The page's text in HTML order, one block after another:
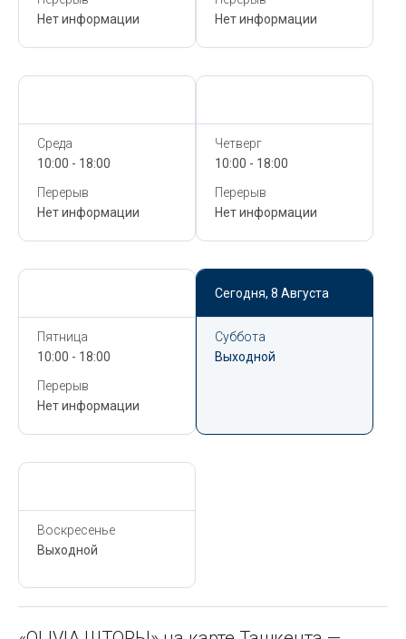
Нет информации
Нет информации
Среда
10:00 - 18:00
Перерыв
Нет информации
Четверг
10:00 - 18:00
Перерыв
Нет информации
Пятница
10:00 - 18:00
Перерыв
Нет информации
Сегодня, 8 Августа
Суббота
Выходной
Воскресенье
Выходной